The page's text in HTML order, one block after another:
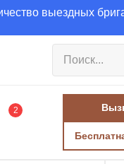
выездных
2